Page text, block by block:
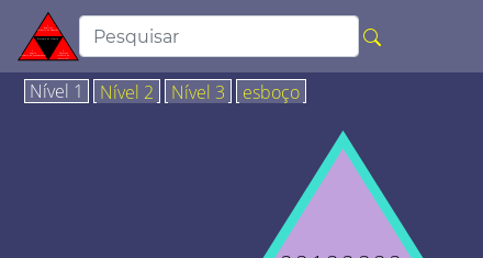
Nível 1 Nível 2 Nível 3 esboço